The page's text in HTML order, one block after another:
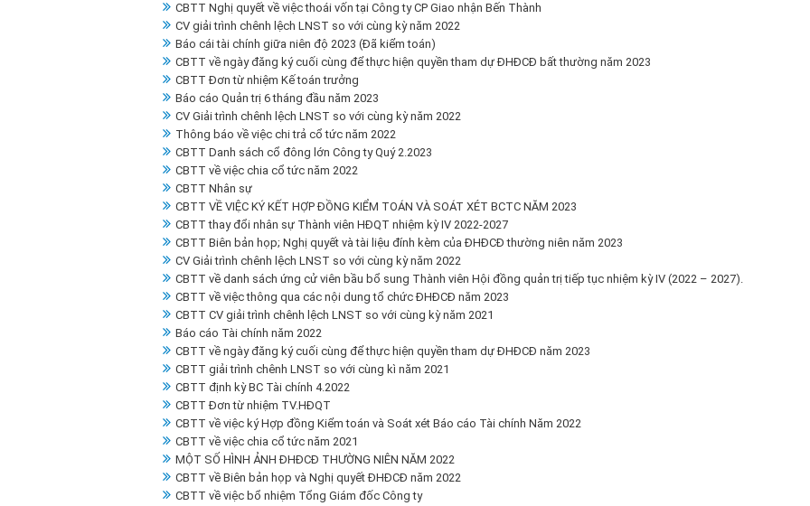
CBTT Nghị quyết về việc thoái vốn tại Công ty CP Giao nhận Bến Thành
CV giải trình chênh lệch LNST so với cùng kỳ năm 2022
Báo cái tài chính giữa niên độ 2023 (Đã kiểm toán)
CBTT về ngày đăng ký cuối cùng để thực hiện quyền tham dự ĐHĐCĐ bất thường năm 2023
CBTT Đơn từ nhiệm Kế toán trưởng
Báo cáo Quản trị 6 tháng đầu năm 2023
CV Giải trình chênh lệch LNST so với cùng kỳ năm 2022
Thông báo về việc chi trả cổ tức năm 2022
CBTT Danh sách cổ đông lớn Công ty Quý 2.2023
CBTT về việc chia cổ tức năm 2022
CBTT Nhân sự
CBTT VỀ VIỆC KÝ KẾT HỢP ĐỒNG KIỂM TOÁN VÀ SOÁT XÉT BCTC NĂM 2023
CBTT thay đổi nhân sự Thành viên HĐQT nhiệm kỳ IV 2022-2027
CBTT Biên bản họp; Nghị quyết và tài liệu đính kèm của ĐHĐCĐ thường niên năm 2023
CV Giải trình chênh lệch LNST so với cùng kỳ năm 2022
CBTT về danh sách ứng cử viên bầu bổ sung Thành viên Hội đồng quản trị tiếp tục nhiệm kỳ IV (2022 – 2027).
CBTT về việc thông qua các nội dung tổ chức ĐHĐCĐ năm 2023
CBTT CV giải trình chênh lệch LNST so với cùng kỳ năm 2021
Báo cáo Tài chính năm 2022
CBTT về ngày đăng ký cuối cùng để thực hiện quyền tham dự ĐHĐCĐ năm 2023
CBTT giải trình chênh LNST so với cùng kì năm 2021
CBTT định kỳ BC Tài chính 4.2022
CBTT Đơn từ nhiệm TV.HĐQT
CBTT về việc ký Hợp đồng Kiểm toán và Soát xét Báo cáo Tài chính Năm 2022
CBTT về việc chia cổ tức năm 2021
MỘT SỐ HÌNH ẢNH ĐHĐCĐ THƯỜNG NIÊN NĂM 2022
CBTT về Biên bản họp và Nghị quyết ĐHĐCĐ năm 2022
CBTT về việc bổ nhiệm Tổng Giám đốc Công ty